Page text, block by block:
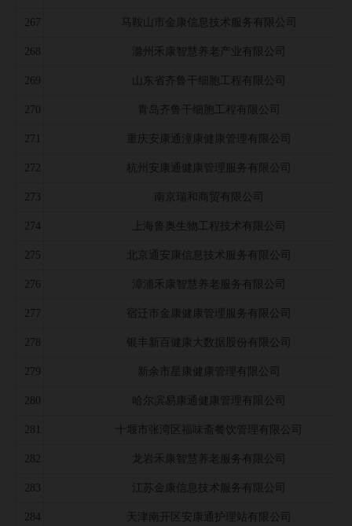
267 马鞍山市金康信息技术服务有限公司
268 滁州禾康智慧养老产业有限公司
269 山东省齐鲁干细胞工程有限公司
270 青岛齐鲁干细胞工程有限公司
271 重庆安康通潼康健康管理有限公司
272 杭州安康通健康管理服务有限公司
273 南京瑞和商贸有限公司
274 上海鲁奥生物工程技术有限公司
275 北京通安康信息技术服务有限公司
276 漳浦禾康智慧养老服务有限公司
277 宿迁市金康健康管理服务有限公司
278 银丰新百健康大数据股份有限公司
279 新余市星康健康管理有限公司
280 哈尔滨易康通健康管理有限公司
281 十堰市张湾区福味斋餐饮管理有限公司
282 龙岩禾康智慧养老服务有限公司
283 江苏金康信息技术服务有限公司
284 天津南开区安康通护理站有限公司